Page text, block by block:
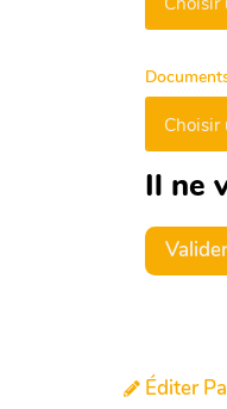
Il ne
Valider
Éditer